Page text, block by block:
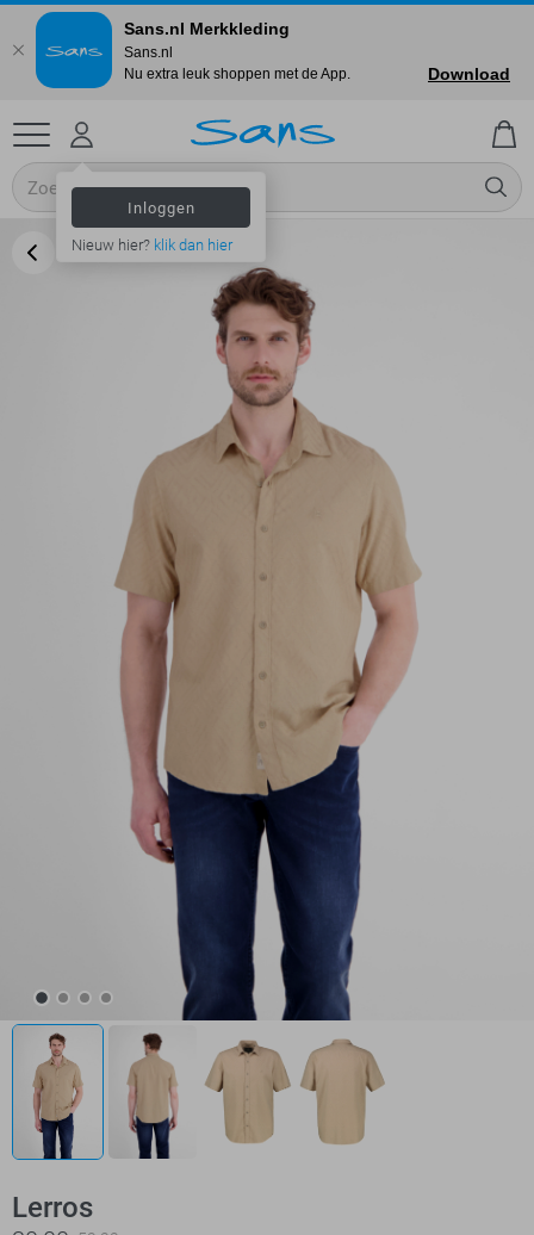
Inloggen
Nieuw hier? klik dan hier
Lerros
Sans.nl Merkkleding
Sans.nl
Nu extra leuk shoppen met de App.
Download